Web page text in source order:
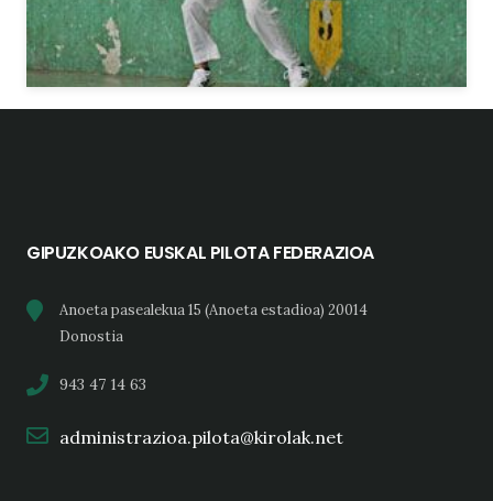
GIPUZKOAKO EUSKAL PILOTA FEDERAZIOA
Anoeta pasealekua 15 (Anoeta estadioa) 20014
Donostia
943 47 14 63
administrazioa.pilota@kirolak.net